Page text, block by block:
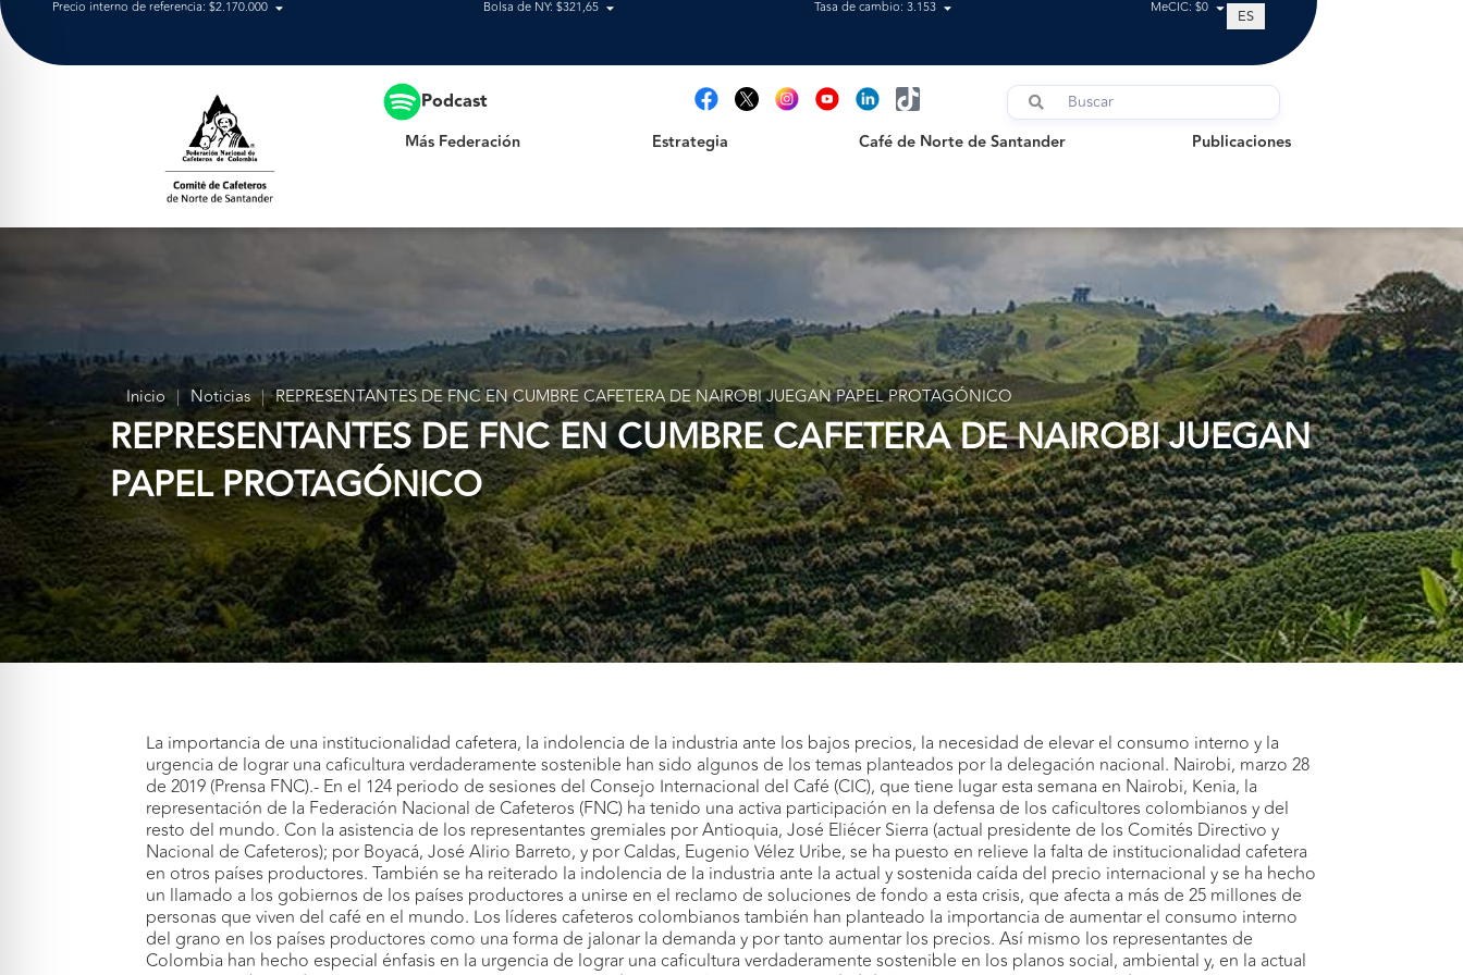
Precio interno de referencia: $2.170.000 Bolsa de NY: $321,65 Tasa de cambio: 3.153 MeCIC: $0 ES
Podcast
Más Federación Estrategia Café de Norte de Santander Publicaciones
Publicaciones
Inicio | Noticias | REPRESENTANTES DE FNC EN CUMBRE CAFETERA DE NAIROBI JUEGAN PAPEL PROTAGÓNICO
REPRESENTANTES DE FNC EN CUMBRE CAFETERA DE NAIROBI JUEGAN
PAPEL PROTAGÓNICO
La importancia de una institucionalidad cafetera, la indolencia de la industria ante los bajos precios, la necesidad de elevar el consumo interno y la
urgencia de lograr una caficultura verdaderamente sostenible han sido algunos de los temas planteados por la delegación nacional. Nairobi, marzo 28
de 2019 (Prensa FNC).- En el 124 periodo de sesiones del Consejo Internacional del Café (CIC), que tiene lugar esta semana en Nairobi, Kenia, la
representación de la Federación Nacional de Cafeteros (FNC) ha tenido una activa participación en la defensa de los caficultores colombianos y del
resto del mundo. Con la asistencia de los representantes gremiales por Antioquia, José Eliécer Sierra (actual presidente de los Comités Directivo y
Nacional de Cafeteros); por Boyacá, José Alirio Barreto, y por Caldas, Eugenio Vélez Uribe, se ha puesto en relieve la falta de institucionalidad cafetera
en otros países productores. También se ha reiterado la indolencia de la industria ante la actual y sostenida caída del precio internacional y se ha hecho
un llamado a los gobiernos de los países productores a unirse en el reclamo de soluciones de fondo a esta crisis, que afecta a más de 25 millones de
personas que viven del café en el mundo. Los líderes cafeteros colombianos también han planteado la importancia de aumentar el consumo interno
del grano en los países productores como una forma de jalonar la demanda y por tanto aumentar los precios. Así mismo los representantes de
Colombia han hecho especial énfasis en la urgencia de lograr una caficultura verdaderamente sostenible en los planos social, ambiental y, en la actual